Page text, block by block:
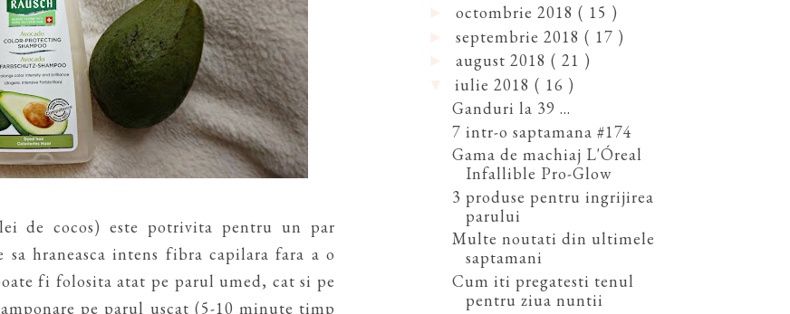
de cocos) este potrivita pentru un par
sa hraneasca intens fibra capilara fara a o
fi folosita atat pe parul umed, cat si pe
pe parul uscat (5-10 minute timp
octombrie 2018 ( 15 )
septembrie 2018 ( 17 )
august 2018 ( 21 )
iulie 2018 ( 16 )
Ganduri la 39 ...
7 intr-o saptamana #174
Gama de machiaj L'Óreal
Infallible Pro-Glow
3 produse pentru ingrijirea
parului
Multe noutati din ultimele
saptamani
Cum iti pregatesti tenul
pentru ziua nuntii